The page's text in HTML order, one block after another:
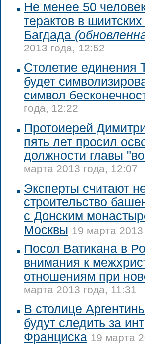
Не менее 50
терактов в
Багдада
2013 года, 12:52
Столетие единения
будет
символ
года, 12:22
Протоиерей
пять лет просил
должности главы
марта 2013 года, 12:07
Эксперты считают
строительство
с Донским
Москвы 19 марта
Посол Ватикана в
внимания к
отношениям при
марта 2013 года, 11:31
В столице
будут следить за
Франциска 19 марта